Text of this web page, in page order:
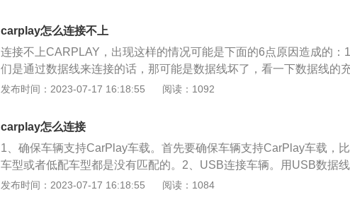
的USB线，iOS系统也建议升级到9.0及以上版本。将数据线连接到汽
口。这时候手机会提示你开启siri，汽车会自动启动Carplay。如果车主
有启动Carplay，点击手机上的Carplay图标即可启动系统。Carplay的
目前Carplay的导航不支持第三方，只支持苹果自己的导航(默认高德
和Carplay都可以搜索目的地，也可以同时进入导航界面。音乐播放功
错。短信的用途:当你打开手机图标时，会出现第一个屏幕。这个时候
过siri找到你想打电话的人。第二个屏幕是拨号接口，第三个屏幕是电
carplay怎么连接不上
连接不上CARPLAY，出现这样的情况可能是下面的6点原因造成的：
们是通过数据线来连接的话，那可能是数据线坏了，看一下数据线的
有折断，充电头的损坏会容易导致接触不良。解决办法：就是买一根新
较多的灰尘堆积在接口处了。解决办法：我们可以用小刷子清洁一下
即可。3、车上的USB插头出现损坏，这个损坏是内部的损坏。解决办
车主到4S店或专业维修店进行检查并维修。4、如果我们是用蓝牙连
上的话，需要重启。解决办法：我们可以尝试重启一下手机，也可以
车。5、可能是手机版本的原因导致连接不上。解决办法：将苹果手机
发布时间：2023-07-17 16:18:55 阅读：1092
carplay怎么连接
1、确保车辆支持CarPlay车载。首先要确保车辆支持CarPlay车载，
车型或者低配车型都是没有匹配的。2、USB连接车辆。用USB数据
车辆的USB端口连接。3、打开Siri。在手机设置中打开Siri，如果手机
发布时间：2023-07-17 16:18:55 阅读：1084